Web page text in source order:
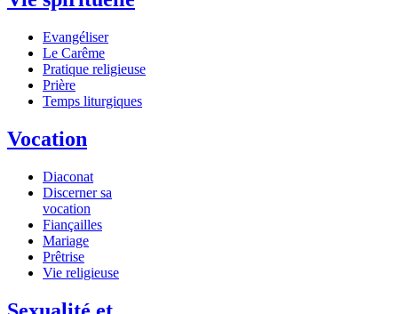
Evangéliser
Le Carême
Pratique religieuse
Prière
Temps liturgiques
Vocation
Diaconat
Discerner sa
vocation
Fiançailles
Mariage
Prêtrise
Vie religieuse